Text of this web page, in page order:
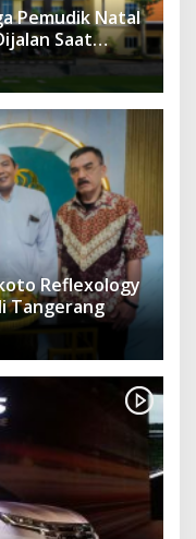
Pemudik Natal
Saat
Reflexology
Tangerang